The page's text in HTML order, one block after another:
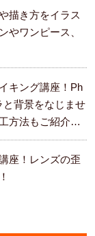
描き方をイラス
やワンピース、
キング講座！Ph
と背景をなじませ
方法もご紹介し
座！レンズの歪